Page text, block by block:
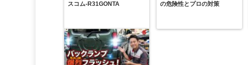
スコム-R31GONTA
の危険性とプロの対策